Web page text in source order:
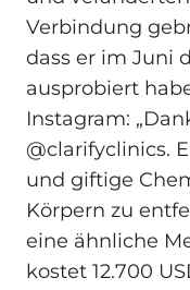
Verbindung
dass er im Juni
ausprobiert
Instagram:
@clarifyclinics.
und giftige
Körpern zu
eine ähnliche
kostet 12.700